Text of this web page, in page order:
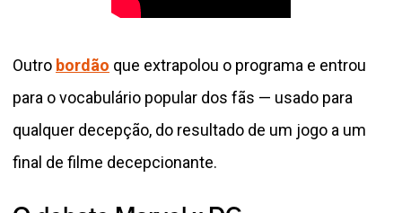
Outro bordão que extrapolou o programa e entrou
para o vocabulário popular dos fãs — usado para
qualquer decepção, do resultado de um jogo a um
final de filme decepcionante.